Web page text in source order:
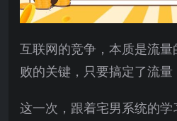
互联网的竞争，本质是流
败的关键，只要搞定了流量
这一次，跟着宅男系统的学